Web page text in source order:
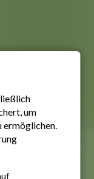
um
ermöglichen.